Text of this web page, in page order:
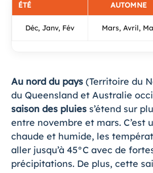
ÉTÉ AUTOMNE
Déc, Janv, Fév Mars, Avril,
Au nord du pays(Territoire du
du Queensland et Australie
saison des pluiess’étend sur
entre novembre et mars. C’est
chaude et humide, les
aller jusqu’à 45°C avec de
précipitations. De plus, cette